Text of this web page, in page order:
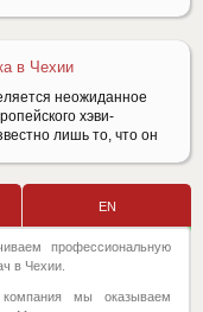
в Чехии
неожиданное
хэви-
лишь то, что он
EN
профессиональную
в Чехии.
мы оказываем